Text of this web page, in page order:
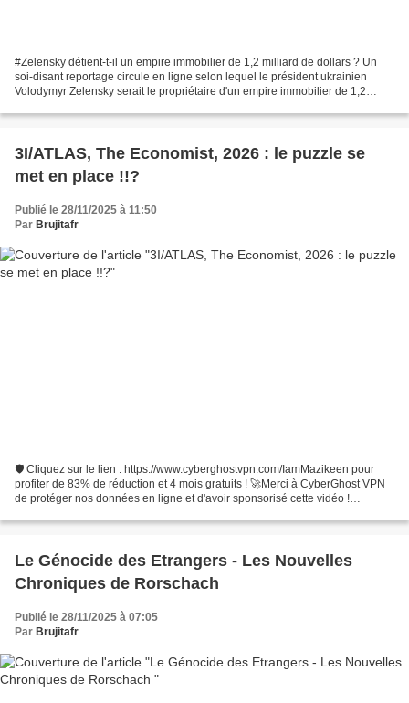
#Zelensky détient-t-il un empire immobilier de 1,2 milliard de dollars ? Un
soi-disant reportage circule en ligne selon lequel le président ukrainien
Volodymyr Zelensky serait le propriétaire d'un empire immobilier de 1,2
3I/ATLAS, The Economist, 2026 : le puzzle se
met en place !!?
Publié le 28/11/2025 à 11:50
Par Brujitafr
🛡️ Cliquez sur le lien : https://www.cyberghostvpn.com/IamMazikeen pour
profiter de 83% de réduction et 4 mois gratuits ! 🚀Merci à CyberGhost VPN
de protéger nos données en ligne et d'avoir sponsorisé cette vidéo !
Le Génocide des Etrangers - Les Nouvelles
Chroniques de Rorschach
Publié le 28/11/2025 à 07:05
Par Brujitafr